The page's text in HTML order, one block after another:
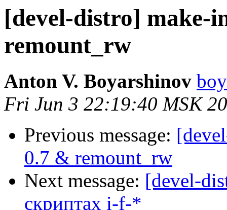
[devel-distro] make-
remount_rw
Anton V. Boyarshinov
Fri Jun 3 22:19:40 MSK
Previous message:
0.7 & remount_rw
Next message: [devel-
скриптах i-f-*